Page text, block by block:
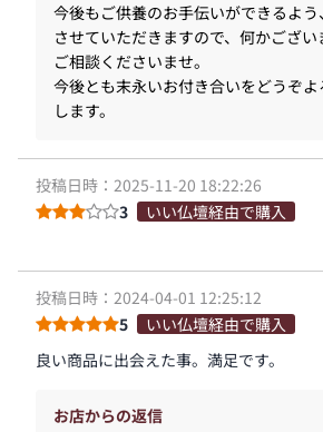
今後もご供養のお手伝いができるよ
させていただきますので、何かござ
ご相談くださいませ。
今後とも末永いお付き合いをどうぞ
します。
投稿日時：2025-11-20 18:22:26
3
いい仏壇経由で購入
投稿日時：2024-04-01 12:25:12
5
いい仏壇経由で購入
良い商品に出会えた事。満足です。
お店からの返信